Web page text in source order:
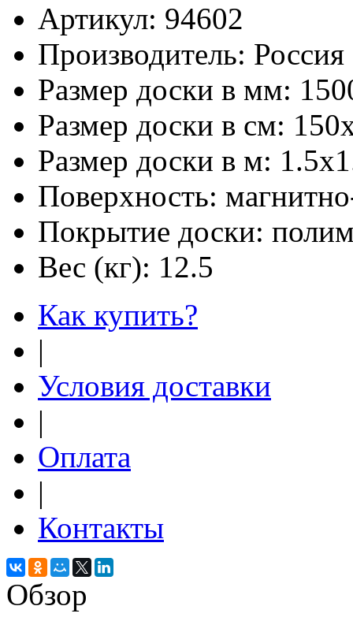
Артикул: 94602
Производитель: Россия
Размер доски в мм:
Размер доски в см:
Размер доски в м:
Поверхность:
Покрытие доски:
Вес (кг): 12.5
Как купить?
|
Условия доставки
|
Оплата
|
Контакты
Обзор